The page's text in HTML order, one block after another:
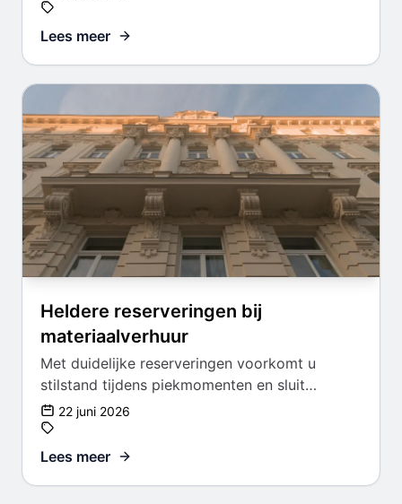
Lees meer
Heldere reserveringen bij
materiaalverhuur
Met duidelijke reserveringen voorkomt u
stilstand tijdens piekmomenten en sluit
materieel beter aan op de planning.
22 juni 2026
Lees meer